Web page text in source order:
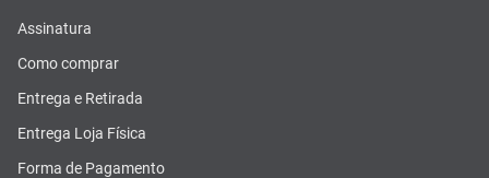
Assinatura
Como comprar
Entrega e Retirada
Entrega Loja Física
Forma de Pagamento